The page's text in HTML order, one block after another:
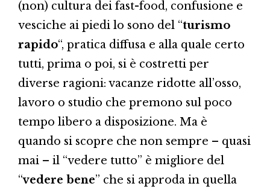
(non) cultura dei fast-food, confusione e
vesciche ai piedi lo sono del “turismo
rapido“, pratica diffusa e alla quale certo
tutti, prima o poi, si è costretti per
diverse ragioni: vacanze ridotte all’osso,
lavoro o studio che premono sul poco
tempo libero a disposizione. Ma è
quando si scopre che non sempre – quasi
mai – il “vedere tutto” è migliore del
“vedere bene” che si approda in quella